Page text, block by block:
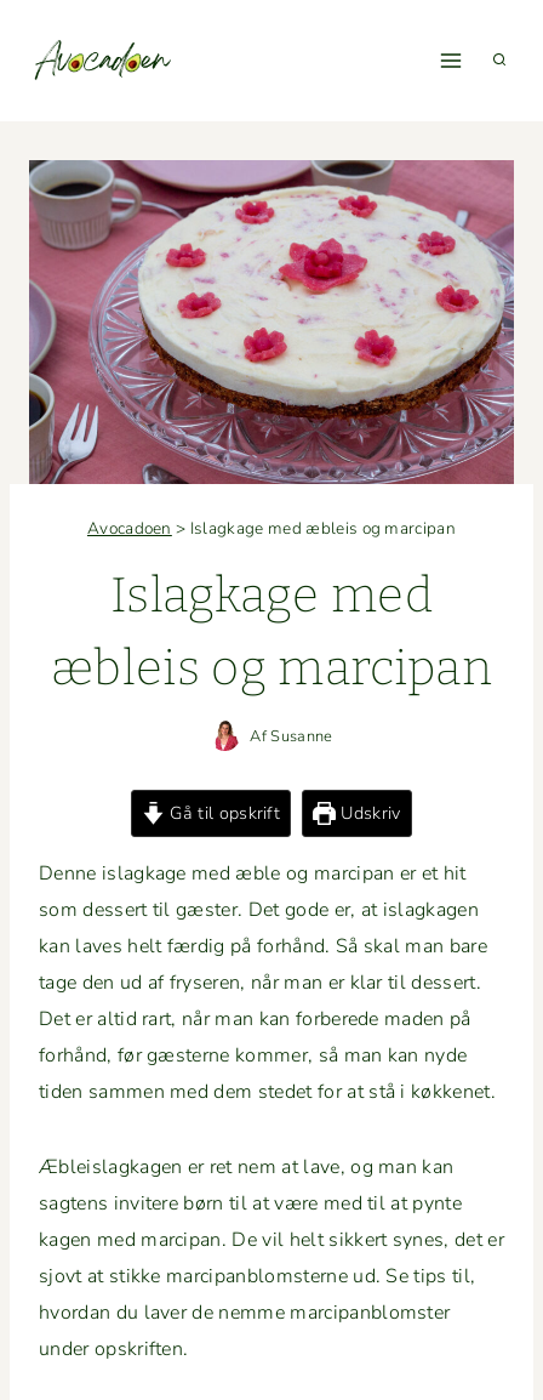
Avocadoen > Islagkage med æbleis og marcipan
Islagk­age med
æbleis og marcipan
AfSusanne
Gå til opskrift Udskriv
Denne islagk­age med æble og mar­ci­pan er et hit
som dessert til gæster. Det gode er, at islagk­a­gen
kan laves helt færdig på forhånd. Så skal man bare
tage den ud af fry­seren, når man er klar til dessert.
Det er altid rart, når man kan for­berede maden på
forhånd, før gæsterne kom­mer, så man kan nyde
tiden sam­men med dem stedet for at stå i køkkenet.
Æbleis­lagk­a­gen er ret nem at lave, og man kan
sagtens invitere børn til at være med til at pynte
kagen med mar­ci­pan. De vil helt sikkert synes, det er
sjovt at stikke mar­ci­pan­blom­sterne ud. Se tips til,
hvor­dan du laver de nemme mar­ci­pan­blom­ster
under opskriften.